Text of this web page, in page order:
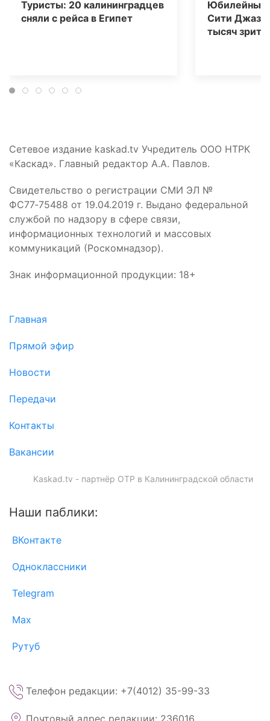
Туристы: 20 калининградцев
сняли с рейса в Египет
Юбилейный
Сити Джаз»
тысяч
Сетевое издание kaskad.tv Учредитель ООО НТРК
«Каскад». Главный редактор А.А. Павлов.
Свидетельство о регистрации СМИ ЭЛ №
ФС77‑75488 от 19.04.2019 г. Выдано федеральной
службой по надзору в сфере связи,
информационных технологий и массовых
коммуникаций (Роскомнадзор).
Знак информационной продукции: 18+
Главная
Прямой эфир
Новости
Передачи
Контакты
Вакансии
Kaskad.tv - партнёр ОТР в Калининградской области
Наши паблики:
ВКонтакте
Одноклассники
Telegram
Max
Рутуб
Телефон редакции: +7(4012) 35-99-33